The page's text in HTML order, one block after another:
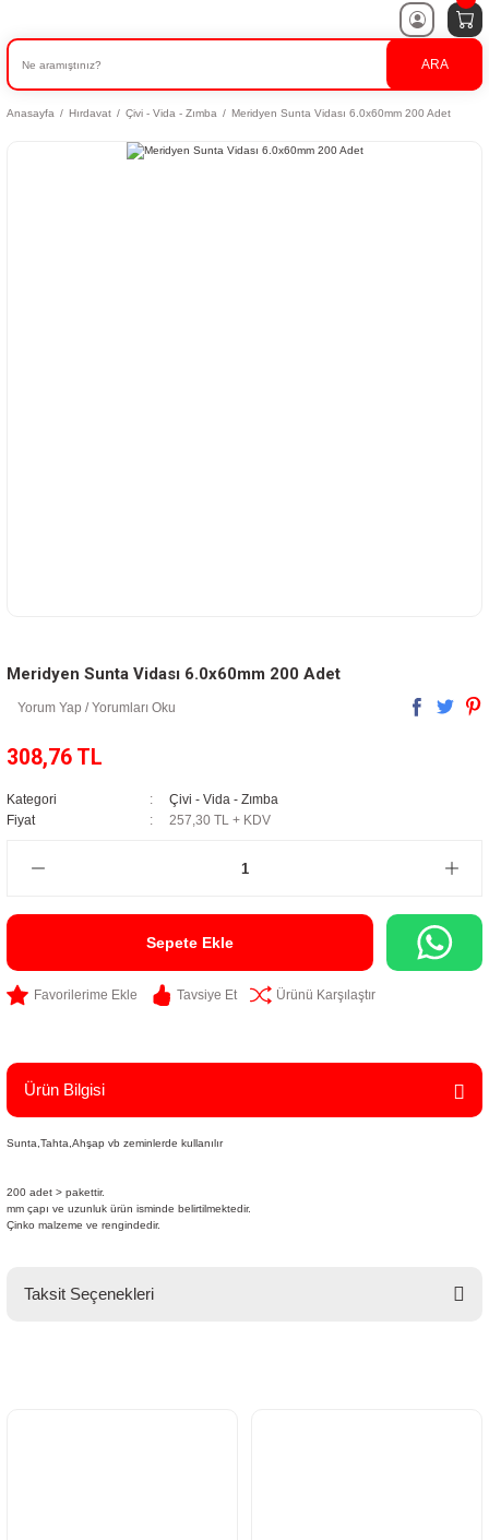
ARA
Anasayfa Hırdavat Çivi - Vida - Zımba Meridyen Sunta Vidası 6.0x60mm 200 Adet
Meridyen Sunta Vidası 6.0x60mm 200 Adet
Yorum Yap / Yorumları Oku
308,76 TL
Kategori
Çivi - Vida - Zımba
Fiyat
257,30 TL + KDV
Sepete Ekle
Tavsiye Et Ürünü Karşılaştır
Ürün Bilgisi
Sunta,Tahta,Ahşap vb zeminlerde kullanılır
200 adet > pakettir.
mm çapı ve uzunluk ürün isminde belirtilmektedir.
Çinko malzeme ve rengindedir.
Taksit Seçenekleri